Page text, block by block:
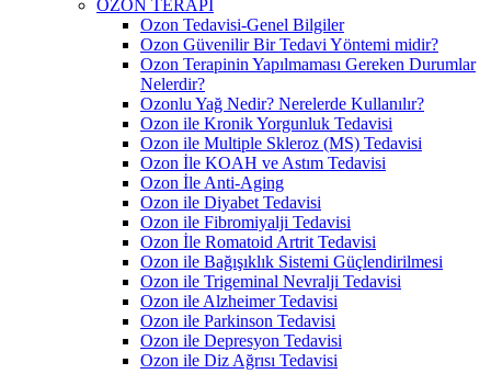
OZON TERAPİ
Ozon Tedavisi-Genel Bilgiler
Ozon Güvenilir Bir Tedavi Yöntemi midir?
Ozon Terapinin Yapılmaması Gereken Durumlar
Nelerdir?
Ozonlu Yağ Nedir? Nerelerde Kullanılır?
Ozon ile Kronik Yorgunluk Tedavisi
Ozon ile Multiple Skleroz (MS) Tedavisi
Ozon İle KOAH ve Astım Tedavisi
Ozon İle Anti-Aging
Ozon ile Diyabet Tedavisi
Ozon ile Fibromiyalji Tedavisi
Ozon İle Romatoid Artrit Tedavisi
Ozon ile Bağışıklık Sistemi Güçlendirilmesi
Ozon ile Trigeminal Nevralji Tedavisi
Ozon ile Alzheimer Tedavisi
Ozon ile Parkinson Tedavisi
Ozon ile Depresyon Tedavisi
Ozon ile Diz Ağrısı Tedavisi